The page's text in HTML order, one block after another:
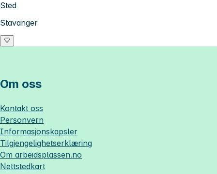
Sted
Stavanger
Om oss
Kontakt oss
Personvern
Informasjonskapsler
Tilgjengelighetserklæring
Om arbeidsplassen.no
Nettstedkart